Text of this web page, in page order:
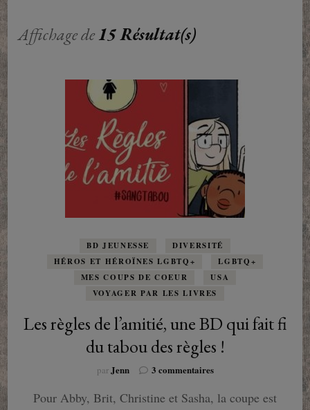
Affichage de15 Résultat(s)
BD JEUNESSE
DIVERSITÉ
HÉROS ET HÉROÏNES LGBTQ+
LGBTQ+
MES COUPS DE COEUR
USA
VOYAGER PAR LES LIVRES
Les règles de l’amitié, une BD qui fait fi
du tabou des règles !
parJenn 3 commentairessur
règles
Pour Abby, Brit, Christine et Sasha, la coupe est